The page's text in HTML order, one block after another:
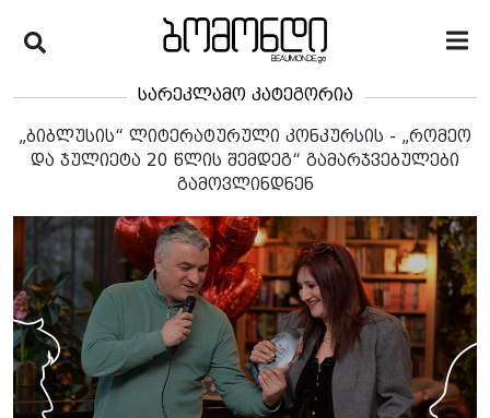
სარეკლამო კატეგორია
„ბიბლუსის“ ლიტერატურული კონკურსის - „რომეო
და ჯულიეტა 20 წლის შემდეგ“ გამარჯვებულები
გამოვლინდნენ